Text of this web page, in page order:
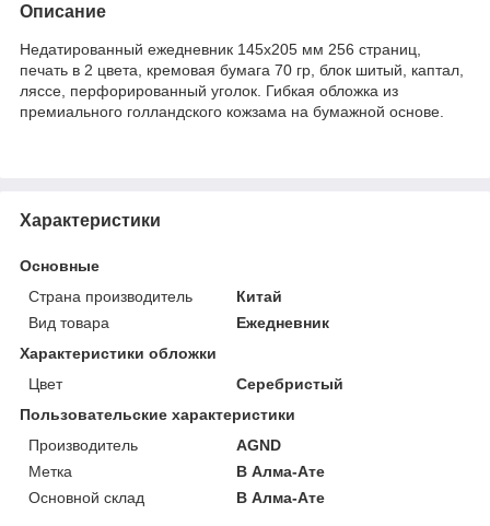
Описание
Недатированный ежедневник 145х205 мм 256 страниц,
печать в 2 цвета, кремовая бумага 70 гр, блок шитый, каптал,
ляссе, перфорированный уголок. Гибкая обложка из
премиального голландского кожзама на бумажной основе.
Характеристики
Основные
Страна производитель
Китай
Вид товара
Ежедневник
Характеристики обложки
Цвет
Серебристый
Пользовательские характеристики
Производитель
AGND
Метка
В Алма-Ате
Основной склад
В Алма-Ате